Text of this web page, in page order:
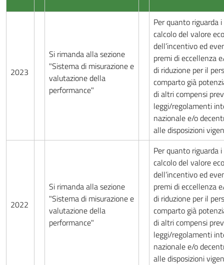
2023
Si rimanda alla sezione
"Sistema di misurazione e
valutazione della
performance"
Per quanto riguarda
calcolo del valore
dell’incentivo ed
premi di eccellenza
di riduzione per il
comparto già
di altri compensi
leggi/regolamenti
nazionale e/o
alle disposizioni
2022
Si rimanda alla sezione
"Sistema di misurazione e
valutazione della
performance"
Per quanto riguarda
calcolo del valore
dell’incentivo ed
premi di eccellenza
di riduzione per il
comparto già
di altri compensi
leggi/regolamenti
nazionale e/o
alle disposizioni